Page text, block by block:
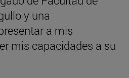
y una
a mis
mis capacidades a su